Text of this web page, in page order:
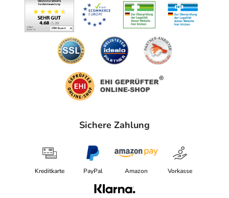
Sichere Zahlung
Kreditkarte PayPal Amazon Vorkasse